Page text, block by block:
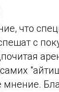
что
с
мнение.